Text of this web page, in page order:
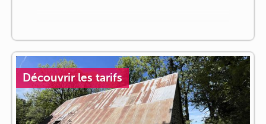
Découvrir les tarifs